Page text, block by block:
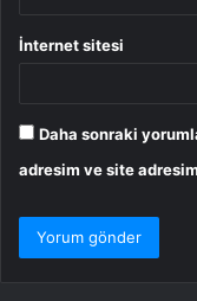
İnternet sitesi
Daha sonraki
adresim ve site